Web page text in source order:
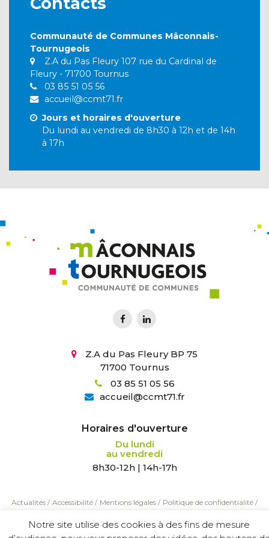
Communauté de Communes Mâconnais-
Tournugeois
Z.A du Pas Fleury 107 rue du Cardinal de
Fleury - 71700 Tournus
03 85 51 05 56
accueil@ccmt71.fr
Jours et horaires d'ouverture
Du lundi au vendredi de 8h30 à 12h et de 14h
à 17h
Z.A du Pas Fleury BP 75
71700 Tournus
03 85 51 05 56
accueil@ccmt71.fr
Horaires d'ouverture
Du lundi
au vendredi
8h30-12h | 14h-17h
Actualités / Accessibilité / Mentions légales / Politique de confidentialité /
Notre site utilise des cookies à des fins de mesure